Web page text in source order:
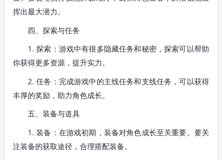
挥出最大潜力。
四、探索与任务
1. 探索：游戏中有很多隐藏任务和秘密，探索可以帮助
你获得更多资源，提升实力。
2. 任务：完成游戏中的主线任务和支线任务，可以获得
丰厚的奖励，助力角色成长。
五、装备与道具
1. 装备：在游戏初期，装备对角色成长至关重要。要关
注装备的获取途径，合理搭配装备。